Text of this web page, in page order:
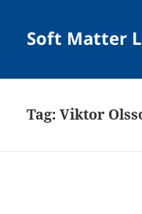
Soft Matter
Tag:Viktor